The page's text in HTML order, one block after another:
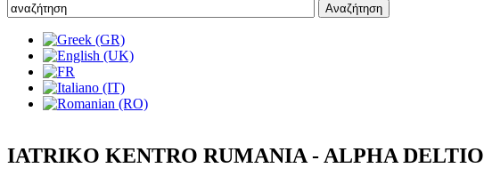
IATRIKO KENTRO RUMANIA - ALPHA DELTIO